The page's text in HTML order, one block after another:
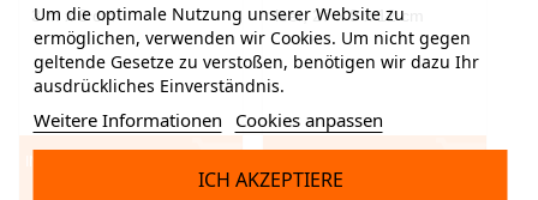
3 m x 8 cm
leer, 27 x 9 x 12 cm
Um die optimale Nutzung unserer Website zu
ermöglichen, verwenden wir Cookies. Um nicht gegen
geltende Gesetze zu verstoßen, benötigen wir dazu Ihr
ausdrückliches Einverständnis.
Weitere Informationen Cookies anpassen
ICH AKZEPTIERE